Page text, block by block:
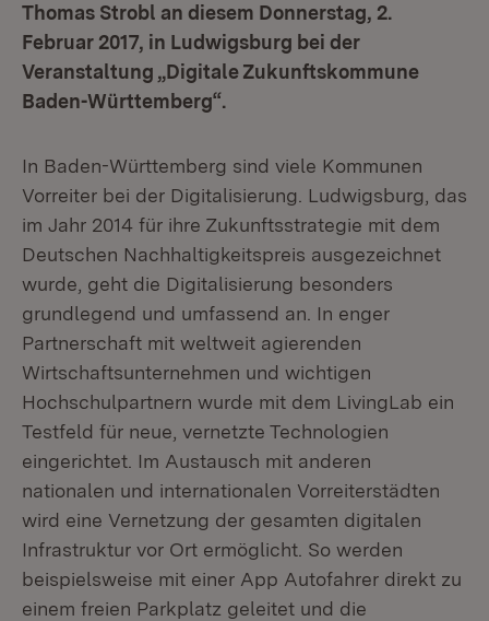
Thomas Strobl an diesem Donnerstag, 2.
Februar 2017, in Ludwigsburg bei der
Veranstaltung „Digitale Zukunftskommune
Baden-Württemberg“.
In Baden-Württemberg sind viele Kommunen
Vorreiter bei der Digitalisierung. Ludwigsburg, das
im Jahr 2014 für ihre Zukunftsstrategie mit dem
Deutschen Nachhaltigkeitspreis ausgezeichnet
wurde, geht die Digitalisierung besonders
grundlegend und umfassend an. In enger
Partnerschaft mit weltweit agierenden
Wirtschaftsunternehmen und wichtigen
Hochschulpartnern wurde mit dem LivingLab ein
Testfeld für neue, vernetzte Technologien
eingerichtet. Im Austausch mit anderen
nationalen und internationalen Vorreiterstädten
wird eine Vernetzung der gesamten digitalen
Infrastruktur vor Ort ermöglicht. So werden
beispielsweise mit einer App Autofahrer direkt zu
einem freien Parkplatz geleitet und die